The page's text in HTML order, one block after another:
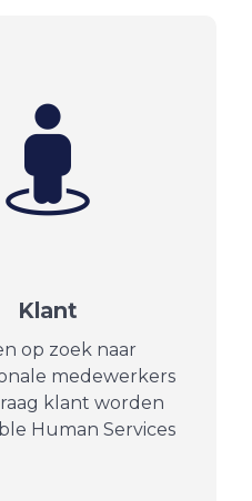
Klant
op zoek naar
medewerkers
klant worden
Human Services